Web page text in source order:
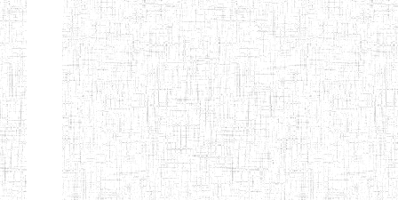
Etablissements
d'enseignement
normal
ENI